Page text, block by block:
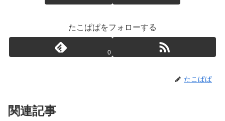
たこぱぱをフォローする
0
たこぱぱ
関連記事